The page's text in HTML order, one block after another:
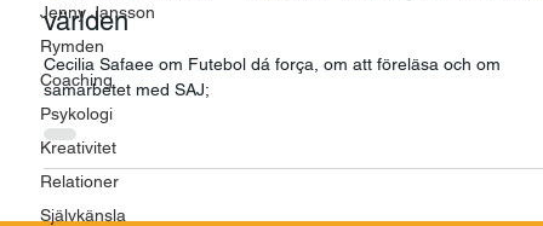
Jenny Jansson
Rymden
Coaching
Psykologi
Kreativitet
Relationer
Självkänsla
Cecilia Safaee – Futebol dá força förändrar
världen
Cecilia Safaee om Futebol dá força, om att föreläsa och om
samarbetet med SAJ;